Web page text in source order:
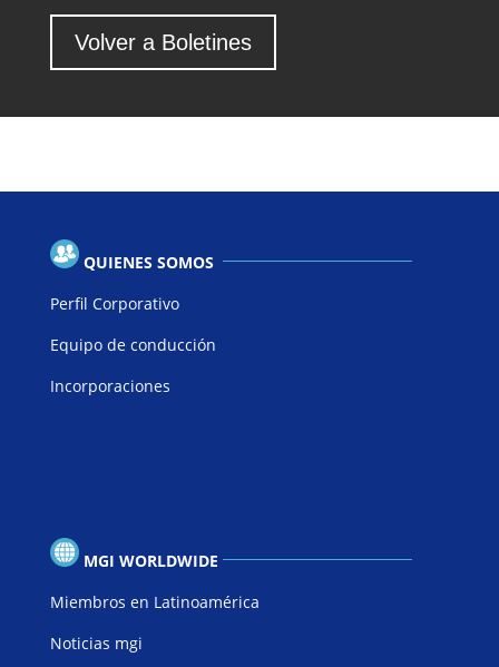
Volver a Boletines
QUIENES SOMOS
Perfil Corporativo
Equipo de conducción
Incorporaciones
MGI WORLDWIDE
Miembros en Latinoamérica
Noticias mgi